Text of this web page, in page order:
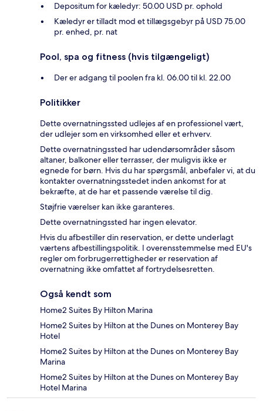
Depositum for kæledyr: 50.00 USD pr. ophold
Kæledyr er tilladt mod et tillægsgebyr på USD 75.00
pr. enhed, pr. nat
Pool, spa og fitness (hvis tilgængeligt)
Der er adgang til poolen fra kl. 06.00 til kl. 22.00
Politikker
Dette overnatningssted udlejes af en professionel vært,
der udlejer som en virksomhed eller et erhverv.
Dette overnatningssted har udendørsområder såsom
altaner, balkoner eller terrasser, der muligvis ikke er
egnede for børn. Hvis du har spørgsmål, anbefaler vi, at du
kontakter overnatningsstedet inden ankomst for at
bekræfte, at de har et passende værelse til dig.
Støjfrie værelser kan ikke garanteres.
Dette overnatningssted har ingen elevator.
Hvis du afbestiller din reservation, er dette underlagt
værtens afbestillingspolitik. I overensstemmelse med EU's
regler om forbrugerrettigheder er reservation af
overnatning ikke omfattet af fortrydelsesretten.
Også kendt som
Home2 Suites By Hilton Marina
Home2 Suites by Hilton at the Dunes on Monterey Bay
Hotel
Home2 Suites by Hilton at the Dunes on Monterey Bay
Marina
Home2 Suites by Hilton at the Dunes on Monterey Bay
Hotel Marina